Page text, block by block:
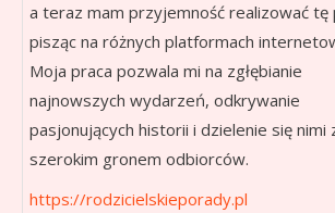
a teraz mam przyjemność realizować tę
pisząc na różnych platformach
Moja praca pozwala mi na zgłębianie
najnowszych wydarzeń, odkrywanie
pasjonujących historii i dzielenie się nimi
szerokim gronem odbiorców.
https://rodzicielskieporady.pl